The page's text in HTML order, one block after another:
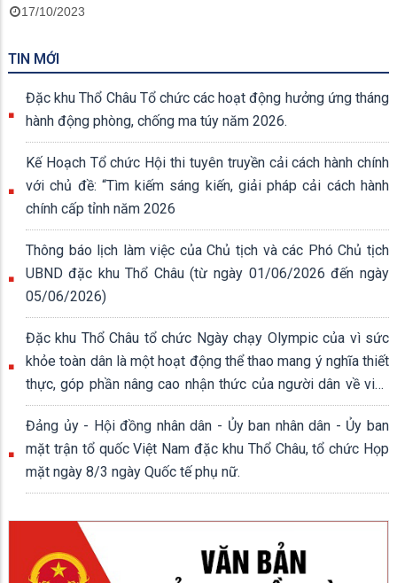
17/10/2023
TIN MỚI
Đặc khu Thổ Châu Tổ chức các hoạt động hưởng ứng tháng
hành động phòng, chống ma túy năm 2026.
Kế Hoạch Tổ chức Hội thi tuyên truyền cải cách hành chính
với chủ đề: “Tìm kiếm sáng kiến, giải pháp cải cách hành
chính cấp tỉnh năm 2026
Thông báo lịch làm việc của Chủ tịch và các Phó Chủ tịch
UBND đặc khu Thổ Châu (từ ngày 01/06/2026 đến ngày
05/06/2026)
Đặc khu Thổ Châu tổ chức Ngày chạy Olympic của vì sức
khỏe toàn dân là một hoạt động thể thao mang ý nghĩa thiết
thực, góp phần nâng cao nhận thức của người dân về việc
rèn luyện thân thể, xây dựng lối sống lành mạnh.
Đảng ủy - Hội đồng nhân dân - Ủy ban nhân dân - Ủy ban
mặt trận tổ quốc Việt Nam đặc khu Thổ Châu, tổ chức Họp
mặt ngày 8/3 ngày Quốc tế phụ nữ.